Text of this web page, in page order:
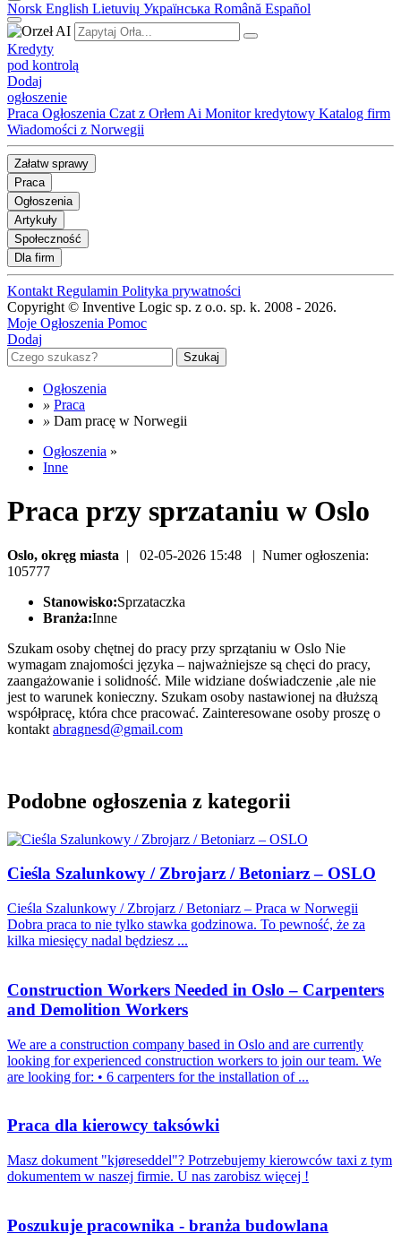
Norsk English Lietuvių Українська Română Español
Kredyty
pod kontrolą
Dodaj
ogłoszenie
Praca Ogłoszenia Czat z Orłem Ai Monitor kredytowy Katalog firm
Wiadomości z Norwegii
Załatw sprawy
Praca
Ogłoszenia
Artykuły
Społeczność
Dla firm
Kontakt Regulamin Polityka prywatności
Copyright © Inventive Logic sp. z o.o. sp. k. 2008 - 2026.
Moje Ogłoszenia Pomoc
Dodaj
Ogłoszenia
» Praca
» Dam pracę w Norwegii
Ogłoszenia »
Inne
Praca przy sprzataniu w Oslo
Oslo, okręg miasta | 02-05-2026 15:48 | Numer ogłoszenia:
105777
Stanowisko:Sprzataczka
Branża:Inne
Szukam osoby chętnej do pracy przy sprzątaniu w Oslo Nie
wymagam znajomości języka – najważniejsze są chęci do pracy,
zaangażowanie i solidność. Mile widziane doświadczenie ,ale nie
jest to warunek konieczny. Szukam osoby nastawionej na dłuższą
współpracę, która chce pracować. Zainteresowane osoby proszę o
kontakt abragnesd@gmail.com
Podobne ogłoszenia z kategorii
Cieśla Szalunkowy / Zbrojarz / Betoniarz – OSLO
Cieśla Szalunkowy / Zbrojarz / Betoniarz – Praca w Norwegii
Dobra praca to nie tylko stawka godzinowa. To pewność, że za
kilka miesięcy nadal będziesz ...
Construction Workers Needed in Oslo – Carpenters
and Demolition Workers
We are a construction company based in Oslo and are currently
looking for experienced construction workers to join our team. We
are looking for: • 6 carpenters for the installation of ...
Praca dla kierowcy taksówki
Masz dokument "kjøreseddel"? Potrzebujemy kierowców taxi z tym
dokumentem w naszej firmie. U nas zarobisz więcej !
Poszukuje pracownika - branża budowlana